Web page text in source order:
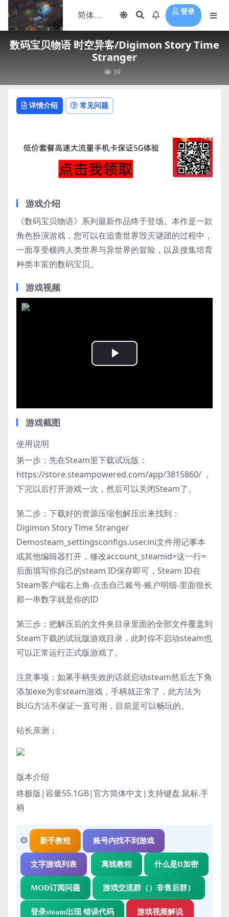
登录
数码宝贝物语 时空异客/Digimon Story Time
Stranger
39
详情介绍 常见问题
游戏介绍
《数码宝贝物语》系列最新作品终于登场。本作是一款
角色扮演游戏，您可以在追查世界毁灭谜团的过程中，
一面享受横跨人类世界与异世界的冒险，以及搜集培育
种类丰富的数码宝贝。
游戏视频
Play
游戏截图
使用说明
第一步：先在Steam里下载试玩版：
https://store.steampowered.com/app/3815860/ ，
下完以后打开游戏一次，然后可以关闭Steam了。
第二步：下载好的资源压缩包解压出来找到：
Digimon Story Time Stranger
Demosteam_settingsconfigs.user.ini文件用记事本
或其他编辑器打开，修改account_steamid=这一行=
后面填写你自己的steam ID保存即可，Steam ID在
Steam客户端右上角-点击自己账号-账户明细-里面很长
那一串数字就是你的ID
第三步：把解压后的文件夹目录里面的全部文件覆盖到
Steam下载的试玩版游戏目录，此时你不启动steam也
可以正常运行正式版游戏了。
注意事项：如果手柄失效的话就启动steam然后左下角
添加exe为非steam游戏，手柄就正常了，此方法为
BUG方法不保证一直可用，目前是可以畅玩的。
站长亲测：
版本介绍
终极版|容量55.1GB|官方简体中文|支持键盘.鼠标.手
柄
新手教程 账号内找不到游戏
文字游戏列表 离线教程 什么是D加密
MOD订阅问题 游戏交流群（）非售后群）
登录steam出现 错误代码 游戏视频解说